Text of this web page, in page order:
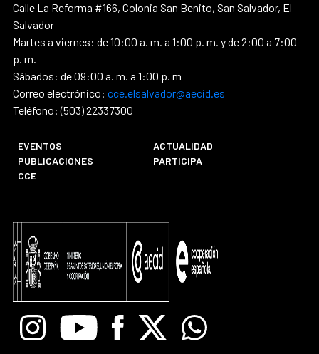
Calle La Reforma #166, Colonia San Benito, San Salvador, El
Salvador
Martes a viernes: de 10:00 a. m. a 1:00 p. m. y de 2:00 a 7:00
p. m.
Sábados: de 09:00 a. m. a 1:00 p. m
Correo electrónico: cce.elsalvador@aecid.es
Teléfono: (503) 22337300
EVENTOS
ACTUALIDAD
PUBLICACIONES
PARTICIPA
CCE
InstagramYoutube Facebook
X Whatsapp